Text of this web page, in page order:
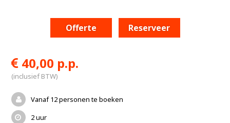
Offerte Reserveer
40,00 p.p.
(inclusief BTW)
Vanaf 12 personen te boeken
2 uur